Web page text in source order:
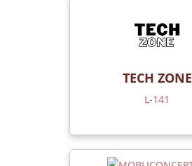
TECH ZONE
L-141